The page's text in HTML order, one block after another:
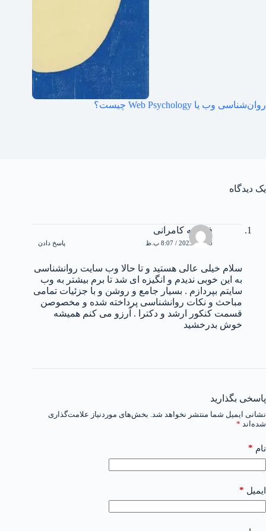
روان‌شناسی وب یا Web Psychology چیست؟
یک دیدگاه
فاطمه کامرانی
16 می 2023 / 8:07 ب.ظ پاسخ دادن
سلام خیلی عالی هستید و تا حالا وب سایت روانشناسی
به این خوبی ندیدم و انگیزه ای شد تا برم بیشتر به وب
سایتم بپردازم . بسیار جامع و روشن و با جزئیات تمامی
مباحث و نکات روانشناسی پرداخته شده و مخصوصن
قسمت کنکور ارشد و دکترا . آرزو می کنم همیشه
خوش بدرخشید
پاسخی بگذارید
نشانی ایمیل شما منتشر نخواهد شد. بخش‌های موردنیاز علامت‌گذاری
شده‌اند *
نام *
ایمیل *